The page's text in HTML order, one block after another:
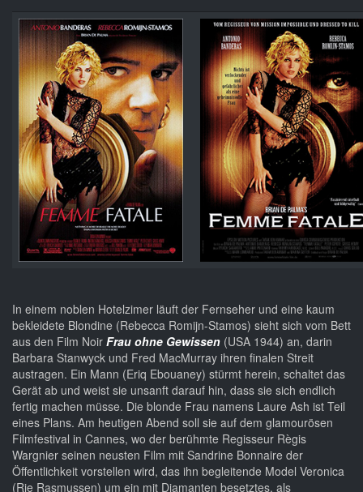
In einem noblen Hotelzimer läuft der Fernseher und eine kaum
bekleidete Blondine (Rebecca Romijn-Stamos) sieht sich vom Bett
aus den Film Noir Frau ohne Gewissen (USA 1944) an, darin
Barbara Stanwyck und Fred MacMurray ihren finalen Streit
austragen. Ein Mann (Eriq Ebouaney) stürmt herein, schaltet das
Gerät ab und weist sie unsanft darauf hin, dass sie sich endlich
fertig machen müsse. Die blonde Frau namens Laure Ash ist Teil
eines Plans. Am heutigen Abend soll sie auf dem glamourösen
Filmfestival in Cannes, wo der berühmte Regisseur Règis
Wargnier seinen neusten Film mit Sandrine Bonnaire der
Öffentlichkeit vorstellen wird, das ihn begleitende Model Veronica
(Rie Rasmussen) um ein mit Diamanten besetztes, als